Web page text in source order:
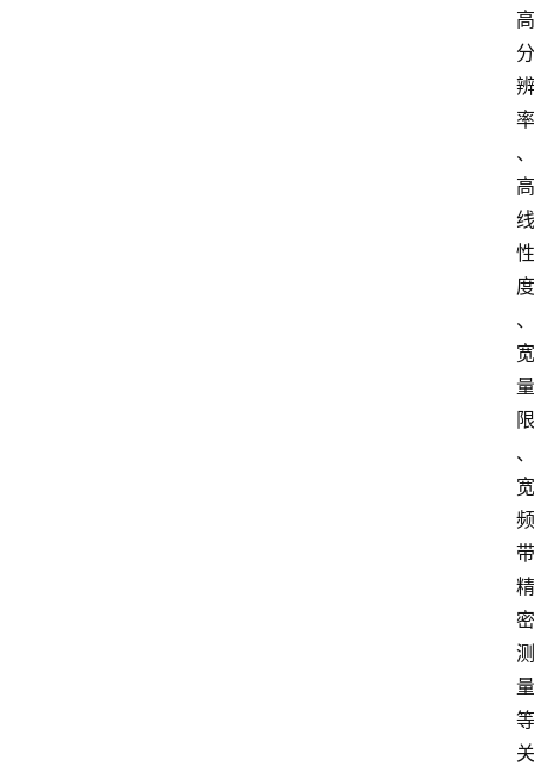
高
分
辨
率
、
高
线
性
度
、
宽
量
限
、
宽
频
带
精
密
测
量
等
关